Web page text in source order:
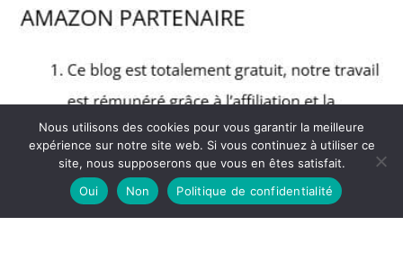
Nous utilisons des cookies pour vous garantir la meilleure
expérience sur notre site web. Si vous continuez à utiliser ce
site, nous supposerons que vous en êtes satisfait.
Oui
Non Politique de confidentialité